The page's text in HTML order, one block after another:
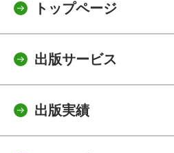
トップページ
出版サービス
出版実績